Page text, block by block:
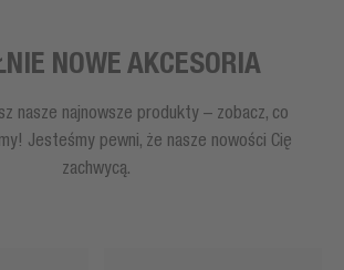
NOWE AKCESORIA
nasze najnowsze produkty – zobacz, co
Jesteśmy pewni, że nasze nowości Cię
zachwycą.